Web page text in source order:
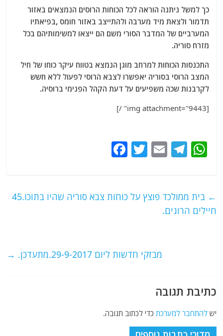
כך למשל ניתנה הוראה לכל הכוחות הרוסים הנמצאים באזור
תדמור ולצאת מיד מערבה ולהתייצב באזור חומס ,בפיאתיו
המערביים של המדבר הסורי משם הם ייצאו למשימותיהם בכל
מזרח סוריה.
התכנסות הכוחות למרחב מוגן הנמצא בטווח עיקר כוחו של חיל
המצב הרוסי בסוריה יאפשרו לצבא הרוסי לפעול ללא חשש
לקרבנות שכה משפיעים על דעת הקהל הפנימי ברוסיה.
[img attachment="9443" /]
W
s
A
T
g
ra
E
l
T
er
e
k
←
בית ממולכד פוצץ על כוחות צבא סוריה שהיו בתוכו.45
חיילים הרוגים.
מבזקי חדשות ליום 29-9-2017.מתעדכן. →
כתיבת תגובה
ישלהתחבר למערכת כדי לכתוב תגובה.